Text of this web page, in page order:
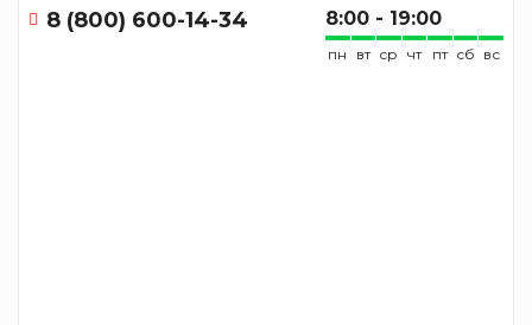
8 (800) 600-14-34 8:00 - 19:00
пн вт ср чт пт сб вс